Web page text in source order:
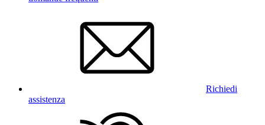
Richiedi
assistenza